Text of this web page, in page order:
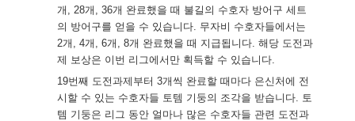
개, 28개, 36개 완료했을 때 불길의 수호자 방어구 세트
의 방어구를 얻을 수 있습니다. 무자비 수호자들에서는
2개, 4개, 6개, 8개 완료했을 때 지급됩니다. 해당 도전과
제 보상은 이번 리그에서만 획득할 수 있습니다.
19번째 도전과제부터 3개씩 완료할 때마다 은신처에 전
시할 수 있는 수호자들 토템 기둥의 조각을 받습니다. 토
템 기둥은 리그 동안 얼마나 많은 수호자들 관련 도전과